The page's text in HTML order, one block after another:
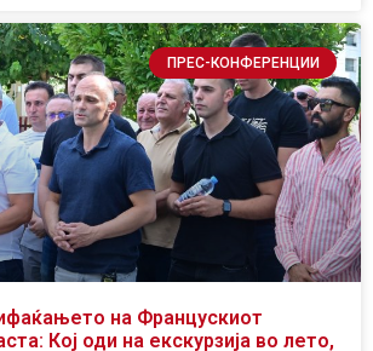
ПРЕС-КОНФЕРЕНЦИИ
на Францускиот
Кој оди на екскурзија во лето,